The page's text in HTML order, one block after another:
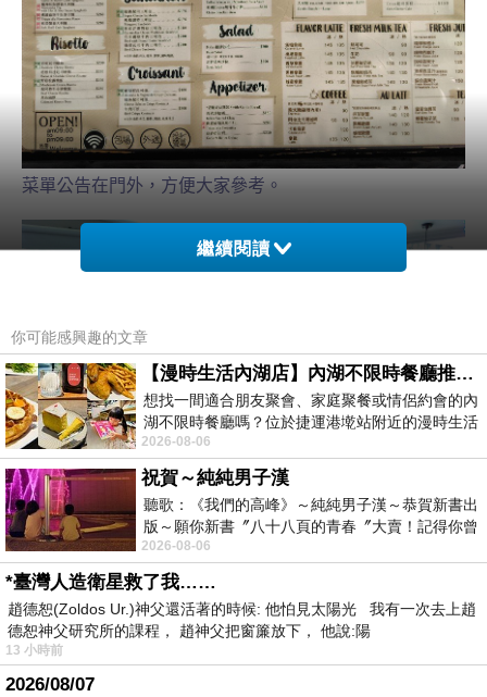
菜單公告在門外，方便大家參考。
我們的午休時間已經是排在接近1點的時候了，正好前一
批12點鐘午休的人都還在，因此一進門就看到小店中滿滿
的都是人，這邊已經很多常客了吧。
繼續閱讀
你可能感興趣的文章
【漫時生活內湖店】內湖不限時餐廳推薦｜捷運港墘站美食，聚餐、約會、家庭聚會首選，正餐甜點一次滿足
想找一間適合朋友聚會、家庭聚餐或情侶約會的內
湖不限時餐廳嗎？位於捷運港墘站附近的漫時生活
內湖店，從捷運站步行約4分鐘即可抵
2026-08-06
祝賀～純純男子漢
聽歌：《我們的高峰》～純純男子漢～恭賀新書出
版～願你新書〞八十八頁的青春〞大賣！記得你曾
經在我的版留言…「好讚的圖^^感覺大家
2026-08-06
*臺灣人造衛星救了我……
趙德恕(Zoldos Ur.)神父還活著的時候: 他怕見太陽光 我有一次去上趙
德恕神父研究所的課程， 趙神父把窗簾放下， 他說:陽
13 小時前
2026/08/07